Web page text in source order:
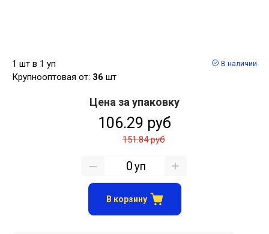
1 шт в 1 уп
Крупнооптовая от: 36 шт
В наличии
Цена за упаковку
106.29 руб
151.84 руб
уп
В корзину